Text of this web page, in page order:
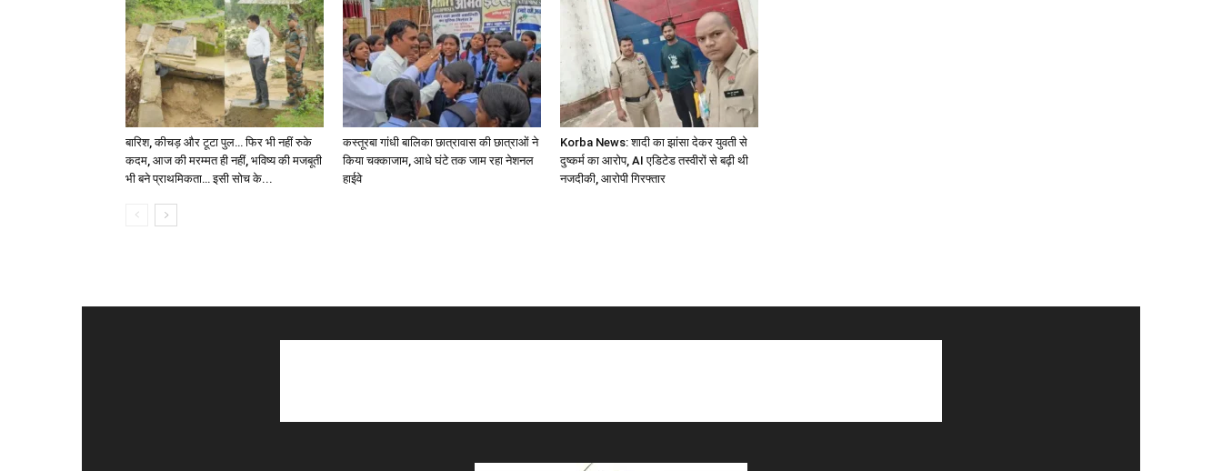
बारिश, कीचड़ और टूटा पुल… फिर भी नहीं रुके
कदम, आज की मरम्मत ही नहीं, भविष्य की मजबूती
भी बने प्राथमिकता… इसी सोच के...
कस्तूरबा गांधी बालिका छात्रावास की छात्राओं ने
किया चक्काजाम, आधे घंटे तक जाम रहा नेशनल
हाईवे
Korba News: शादी का झांसा देकर युवती से
दुष्कर्म का आरोप, AI एडिटेड तस्वीरों से बढ़ी थी
नजदीकी, आरोपी गिरफ्तार